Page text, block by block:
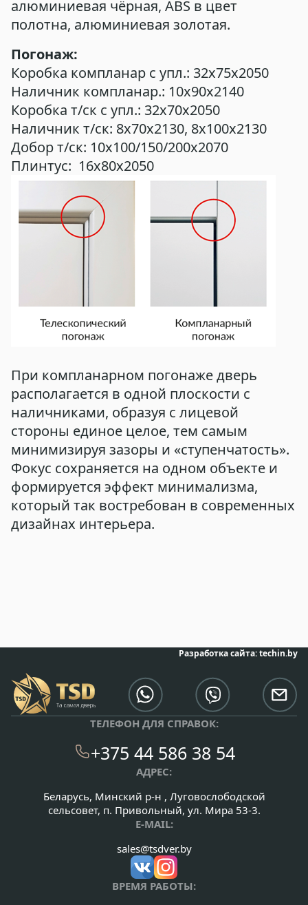
алюминиевая чёрная, ABS в цвет
полотна, алюминиевая золотая.
Погонаж:
Коробка компланар с упл.: 32х75х2050
Наличник компланар.: 10х90х2140
Коробка т/ск с упл.: 32х70х2050
Наличник т/ск: 8х70х2130, 8х100х2130
Добор т/ск: 10х100/150/200х2070
Плинтус: 16х80х2050
При компланарном погонаже дверь
располагается в одной плоскости с
наличниками, образуя с лицевой
стороны единое целое, тем самым
минимизируя зазоры и «ступенчатость».
Фокус сохраняется на одном объекте и
формируется эффект минимализма,
который так востребован в современных
дизайнах интерьера.
Разработка сайта:techin.by
ТЕЛЕФОН ДЛЯ СПРАВОК:
+375 44 586 38 54
АДРЕС:
Беларусь, Минский р-н , Луговослободской
сельсовет, п. Привольный, ул. Мира 53-3.
E-MAIL:
sales@tsdver.by
ВРЕМЯ РАБОТЫ: